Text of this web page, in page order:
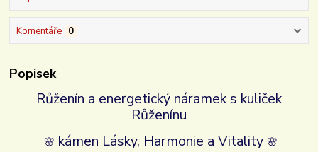
Komentáře 0
Popisek
Růženín a energetický náramek s kuliček
Růženínu
🌸 kámen Lásky, Harmonie a Vitality 🌸